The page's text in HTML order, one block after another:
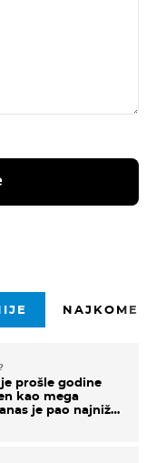
prošle godine
kao mega
je pao najniže